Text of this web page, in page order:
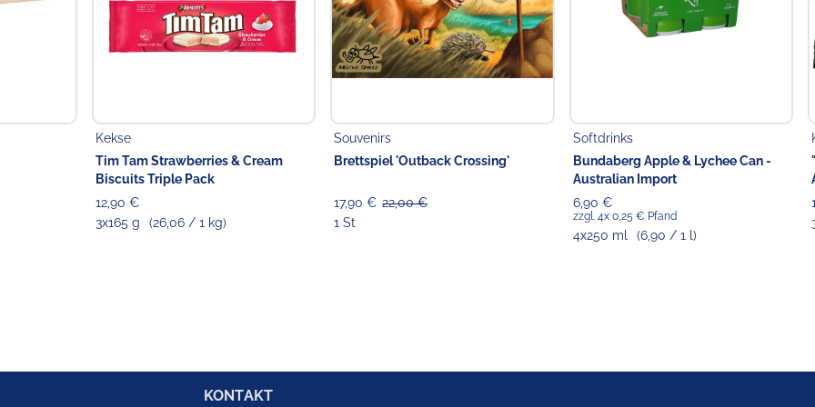
Kekse
Tim Tam Strawberries & Cream
Biscuits Triple Pack
12,90 €
3x165 g
(26,06 / 1 kg)
Souvenirs
Brettspiel 'Outback Crossing'
17,90 € 22,00 €
1 St
Softdrinks
Bundaberg Apple & Lychee Can -
Australian Import
6,90 €
zzgl. 4x 0,25 € Pfand
4x250 ml (6,90 / 1 l)
KONTAKT